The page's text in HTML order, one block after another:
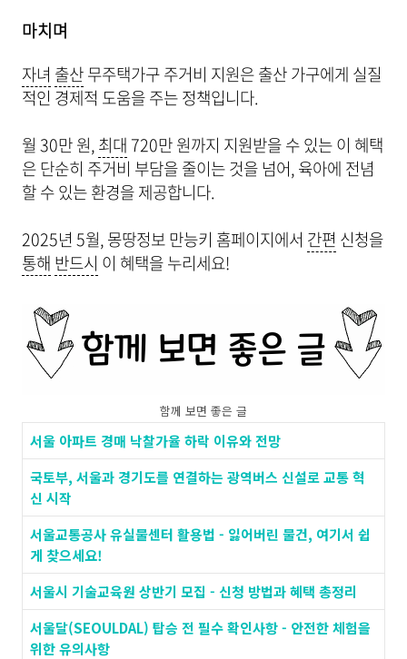
마치며
자녀 출산무주택가구 주거비 지원은 출산 가구에게 실질
적인 경제적 도움을 주는 정책입니다.
월 30만 원,최대 720만 원까지 지원받을 수 있는 이 혜택
은 단순히 주거비 부담을 줄이는 것을 넘어, 육아에 전념
할 수 있는 환경을 제공합니다.
2025년 5월, 몽땅정보 만능키 홈페이지에서 간편 신청을
통해 반드시 이 혜택을 누리세요!
함께 보면 좋은 글
서울 아파트 경매 낙찰가율 하락 이유와 전망
국토부, 서울과 경기도를 연결하는 광역버스 신설로 교통 혁
신 시작
서울교통공사 유실물센터 활용법 - 잃어버린 물건, 여기서 쉽
게 찾으세요!
서울시 기술교육원 상반기 모집 - 신청 방법과 혜택 총정리
서울달(SEOULDAL) 탑승 전 필수 확인사항 - 안전한 체험을
위한 유의사항